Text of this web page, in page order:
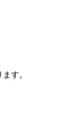
す。